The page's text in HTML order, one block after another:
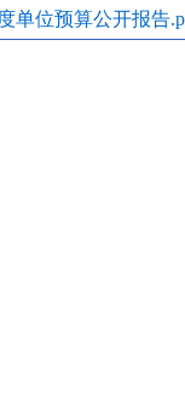
单位预算公开报告